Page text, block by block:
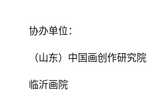
协办单位：
（山东）中国画创作研究院
临沂画院